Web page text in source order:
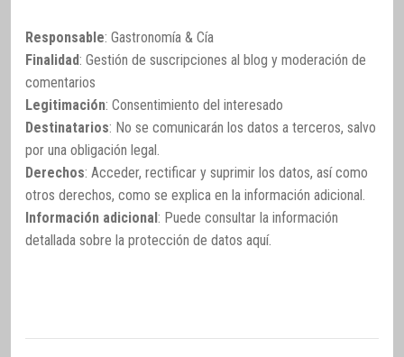
Responsable: Gastronomía & Cía
Finalidad: Gestión de suscripciones al blog y moderación de
comentarios
Legitimación: Consentimiento del interesado
Destinatarios: No se comunicarán los datos a terceros, salvo
por una obligación legal.
Derechos: Acceder, rectificar y suprimir los datos, así como
otros derechos, como se explica en la información adicional.
Información adicional: Puede consultar la información
detallada sobre la protección de datos aquí.